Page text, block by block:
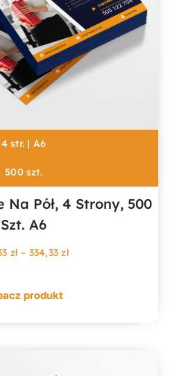
4 str. | A6
500 szt.
Na Pół, 4 Strony, 500
Szt. A6
zł – 334,33złZakres
produkt